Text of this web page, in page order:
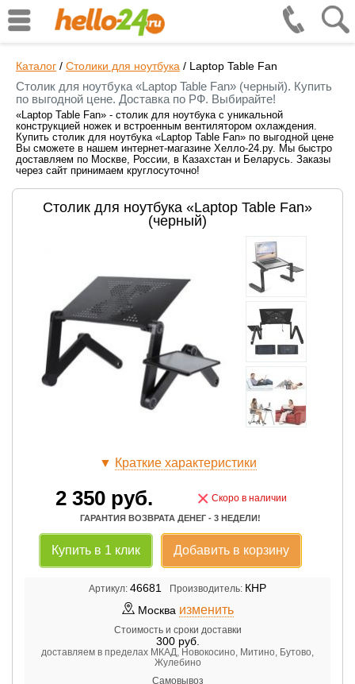
Каталог / Столики для ноутбука / Laptop Table Fan
Столик для ноутбука «Laptop Table Fan» (черный). Купить
по выгодной цене. Доставка по РФ. Выбирайте!
«Laptop Table Fan» - столик для ноутбука с уникальной
конструкцией ножек и встроенным вентилятором охлаждения.
Купить столик для ноутбука «Laptop Table Fan» по выгодной цене
Вы сможете в нашем интернет-магазине Хелло-24.ру. Мы быстро
доставляем по Москве, России, в Казахстан и Беларусь. Заказы
через сайт принимаем круглосуточно!
Столик для ноутбука «Laptop Table Fan»
(черный)
▼ Краткие характеристики
2 350руб. × Скоро в наличии
ГАРАНТИЯ ВОЗВРАТА ДЕНЕГ - 3 НЕДЕЛИ!
Купить в 1 клик Добавить в корзину
Артикул: 46681 Производитель: КНР
Москва изменить
Стоимость и сроки доставки
300руб.
доставляем в пределах МКАД, Новокосино, Митино, Бутово,
Жулебино
Самовывоз